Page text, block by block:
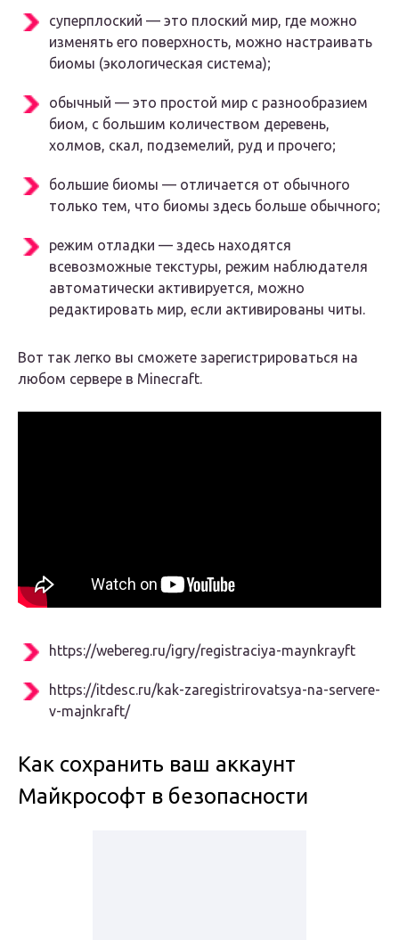
суперплоский — это плоский мир, где можно
изменять его поверхность, можно настраивать
биомы (экологическая система);
обычный — это простой мир с разнообразием
биом, с большим количеством деревень,
холмов, скал, подземелий, руд и прочего;
большие биомы — отличается от обычного
только тем, что биомы здесь больше обычного;
режим отладки — здесь находятся
всевозможные текстуры, режим наблюдателя
автоматически активируется, можно
редактировать мир, если активированы читы.
Вот так легко вы сможете зарегистрироваться на
любом сервере в Minecraft.
https://webereg.ru/igry/registraciya-maynkrayft
https://itdesc.ru/kak-zaregistrirovatsya-na-servere-
v-majnkraft/
Как сохранить ваш аккаунт
Майкрософт в безопасности